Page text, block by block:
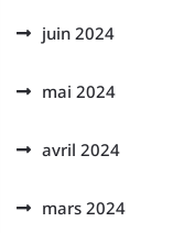
juin 2024
mai 2024
avril 2024
mars 2024